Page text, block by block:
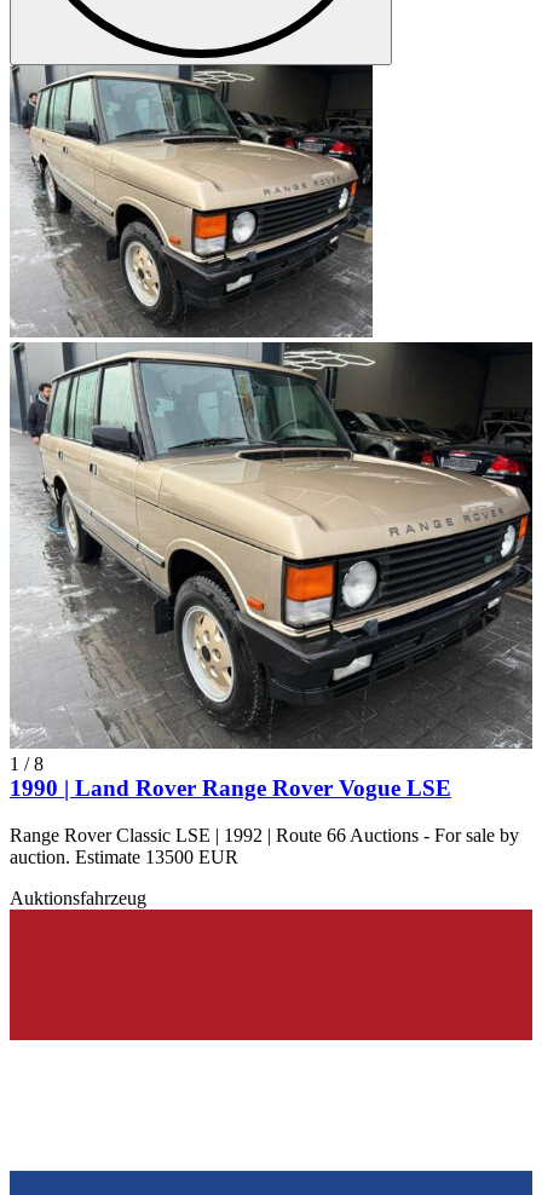
1 /8
1990 | Land Rover Range Rover Vogue LSE
Range Rover Classic LSE | 1992 | Route 66 Auctions - For sale by
auction. Estimate 13500 EUR
Auktionsfahrzeug